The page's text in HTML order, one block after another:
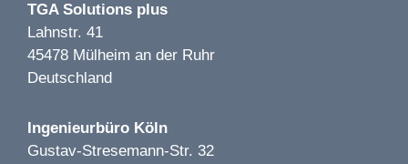
Getränkemarkt Hoffmann LP 1-5 | Bernau |2019
TGA Solutions plus
Lahnstr. 41
45478 Mülheim an der Ruhr
Deutschland
Ingenieurbüro Köln
Gustav-Stresemann-Str. 32